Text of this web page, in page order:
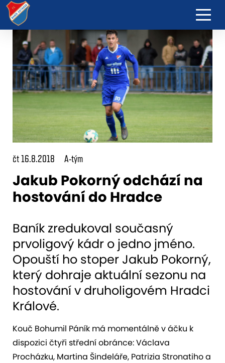
čt 16.8.2018 A-tým
Jakub Pokorný odchází na
hostování do Hradce
Baník zredukoval současný
prvoligový kádr o jedno jméno.
Opouští ho stoper Jakub Pokorný,
který dohraje aktuální sezonu na
hostování v druholigovém Hradci
Králové.
Kouč Bohumil Páník má momentálně v áčku k
dispozici čtyři střední obránce: Václava
Procházku, Martina Šindeláře, Patrizia Stronatiho a